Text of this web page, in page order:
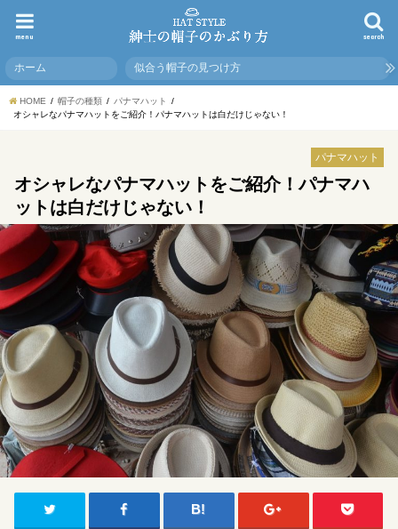
search
menu
ホーム 似合う帽子の見つけ方
HOME 帽子の種類
パナマハット
オシャレなパナマハットをご紹介！パナマハットは白だけじゃない！
パナマハット
オシャレなパナマハットをご紹介！パナマハ
ットは白だけじゃない！